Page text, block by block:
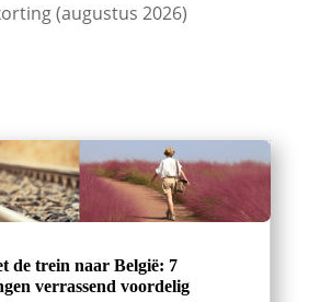
(augustus 2026)
de trein naar België: 7
verrassend voordelig